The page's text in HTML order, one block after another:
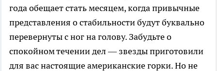
года обещает стать месяцем, когда привычные
представления о стабильности будут буквально
перевернуты с ног на голову. Забудьте о
спокойном течении дел — звезды приготовили
для вас настоящие американские горки. Но не